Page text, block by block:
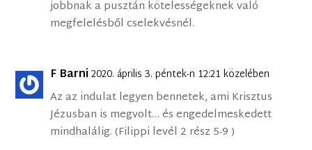
jobbnak a pusztán kötelességeknek való
megfelelésből cselekvésnél.
F Barni2020. április 3. péntek-n 12:21 közelében
Az az indulat legyen bennetek, ami Krisztus
Jézusban is megvolt… és engedelmeskedett
mindhalálig. (Filippi levél 2 rész 5-9 )